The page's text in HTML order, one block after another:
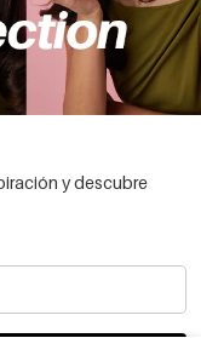
y descubre